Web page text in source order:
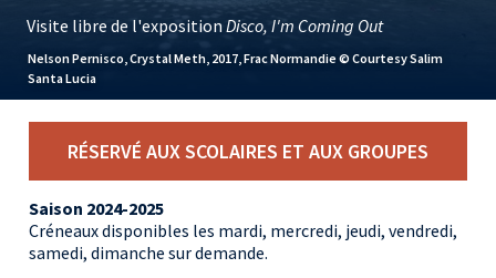
Nelson Pernisco, Crystal Meth, 2017, Frac Normandie © Courtesy Salim
Santa Lucia
Visite libre de l'exposition Disco, I'm Coming Out
RÉSERVÉ AUX SCOLAIRES ET AUX GROUPES
Saison 2024-2025
Créneaux disponibles les mardi, mercredi, jeudi, vendredi,
samedi, dimanche sur demande.